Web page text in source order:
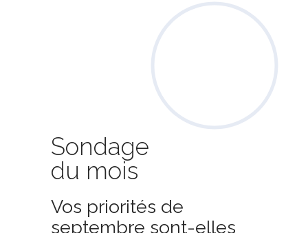
Sondage
du mois
Vos priorités de
septembre sont-elles